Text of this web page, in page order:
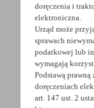
14 - 02 - 2022
Niedzielny
cykl imprez
Pętle Roku
doręczenia i
elektroniczna.
Urząd może
sprawach
podatkowej lub
wymagają
Podstawą
doręczeniach
art. 147 ust. 2